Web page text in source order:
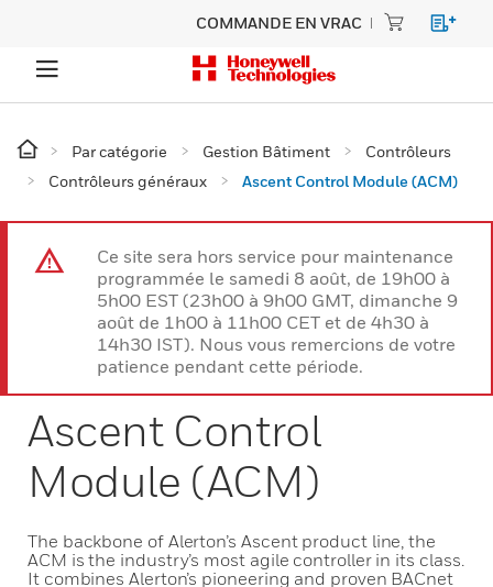
COMMANDE EN VRAC
Par catégorie Gestion Bâtiment
Contrôleurs
Contrôleurs généraux
Ascent Control Module (ACM)
Ce site sera hors service pour maintenance
programmée le samedi 8 août, de 19h00 à
5h00 EST (23h00 à 9h00 GMT, dimanche 9
août de 1h00 à 11h00 CET et de 4h30 à
14h30 IST). Nous vous remercions de votre
patience pendant cette période.
Ascent Control
Module (ACM)
The backbone of Alerton’s Ascent product line, the
ACM is the industry’s most agile controller in its class.
It combines Alerton’s pioneering and proven BACnet